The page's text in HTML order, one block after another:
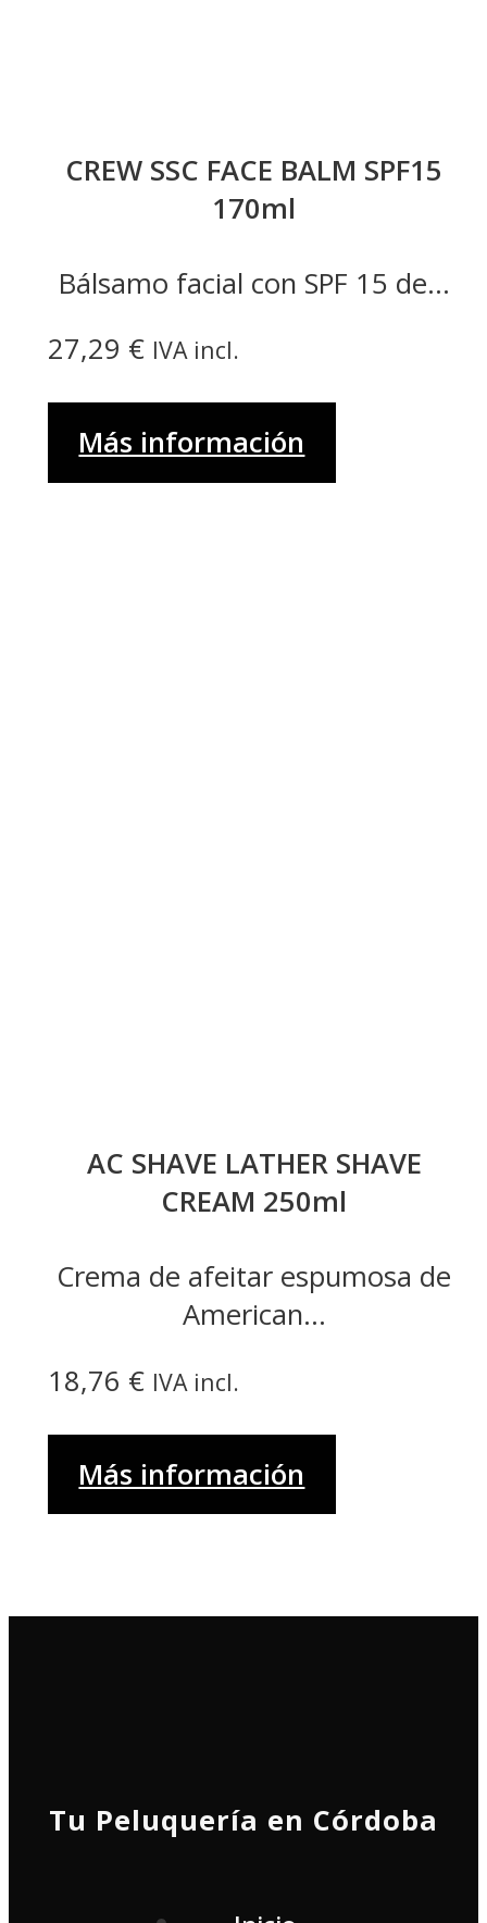
CREW SSC FACE BALM SPF15
170ml
Bálsamo facial con SPF 15 de...
27,29 € IVA incl.
Más información
AC SHAVE LATHER SHAVE
CREAM 250ml
Crema de afeitar espumosa de
American...
18,76 € IVA incl.
Más información
Tu Peluquería en Córdoba